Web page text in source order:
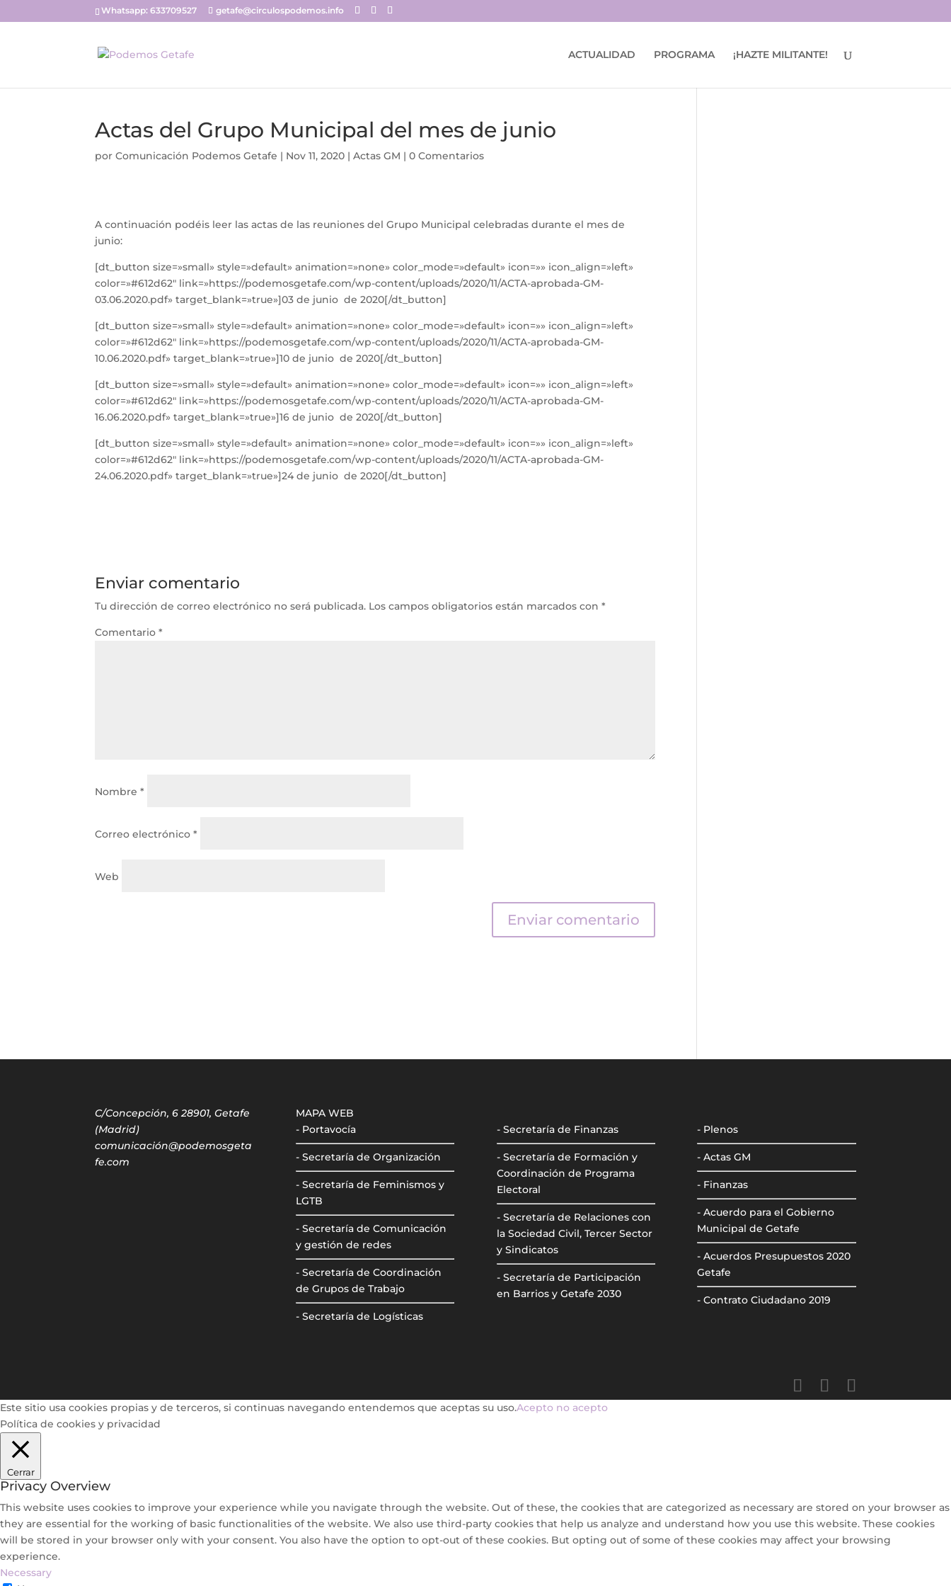
Whatsapp: 633709527 getafe@circulospodemos.info
ACTUALIDAD PROGRAMA ¡HAZTE MILITANTE!
Actas del Grupo Municipal del mes de junio
porComunicación Podemos Getafe | Nov 11, 2020 |Actas GM |0 Comentarios
A continuación podéis leer las actas de las reuniones del Grupo Municipal celebradas durante el mes de
junio:
[dt_button size=»small» style=»default» animation=»none» color_mode=»default» icon=»» icon_align=»left»
color=»#612d62″ link=»https://podemosgetafe.com/wp-content/uploads/2020/11/ACTA-aprobada-GM-
03.06.2020.pdf» target_blank=»true»]03 de junio de 2020[/dt_button]
[dt_button size=»small» style=»default» animation=»none» color_mode=»default» icon=»» icon_align=»left»
color=»#612d62″ link=»https://podemosgetafe.com/wp-content/uploads/2020/11/ACTA-aprobada-GM-
10.06.2020.pdf» target_blank=»true»]10 de junio de 2020[/dt_button]
[dt_button size=»small» style=»default» animation=»none» color_mode=»default» icon=»» icon_align=»left»
color=»#612d62″ link=»https://podemosgetafe.com/wp-content/uploads/2020/11/ACTA-aprobada-GM-
16.06.2020.pdf» target_blank=»true»]16 de junio de 2020[/dt_button]
[dt_button size=»small» style=»default» animation=»none» color_mode=»default» icon=»» icon_align=»left»
color=»#612d62″ link=»https://podemosgetafe.com/wp-content/uploads/2020/11/ACTA-aprobada-GM-
24.06.2020.pdf» target_blank=»true»]24 de junio de 2020[/dt_button]
Enviar comentario
Tu dirección de correo electrónico no será publicada. Los campos obligatorios están marcados con*
Comentario*
Nombre*
Correo electrónico*
Web
C/Concepción, 6 28901, Getafe
(Madrid)
comunicación@podemosgeta
fe.com
MAPA WEB
- Portavocía
- Secretaría de Organización
- Secretaría de Feminismos y
LGTB
- Secretaría de Comunicación
y gestión de redes
- Secretaría de Coordinación
de Grupos de Trabajo
- Secretaría de Logísticas
- Secretaría de Finanzas
- Secretaría de Formación y
Coordinación de Programa
Electoral
- Secretaría de Relaciones con
la Sociedad Civil, Tercer Sector
y Sindicatos
- Secretaría de Participación
en Barrios y Getafe 2030
- Plenos
- Actas GM
- Finanzas
- Acuerdo para el Gobierno
Municipal de Getafe
- Acuerdos Presupuestos 2020
Getafe
- Contrato Ciudadano 2019
Este sitio usa cookies propias y de terceros, si continuas navegando entendemos que aceptas su uso.Acepto no acepto
Política de cookies y privacidad
Cerrar
Privacy Overview
This website uses cookies to improve your experience while you navigate through the website. Out of these, the cookies that are categorized as necessary are stored on your browser as
they are essential for the working of basic functionalities of the website. We also use third-party cookies that help us analyze and understand how you use this website. These cookies
will be stored in your browser only with your consent. You also have the option to opt-out of these cookies. But opting out of some of these cookies may affect your browsing
experience.
Necessary